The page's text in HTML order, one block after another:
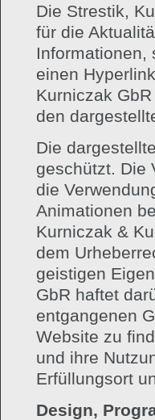
Die Strestik,
für die
Informationen,
einen
Kurniczak
den
Die
geschützt. Die
die
Animationen
Kurniczak &
dem
geistigen
GbR haftet
entgangenen
Website zu
und ihre
Erfüllungsort
Design,